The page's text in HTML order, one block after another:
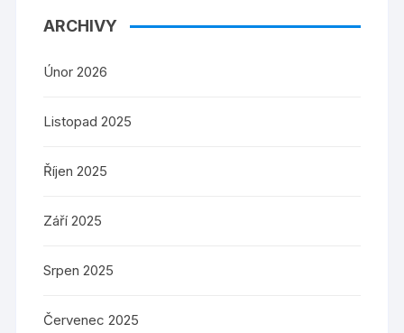
ARCHIVY
Únor 2026
Listopad 2025
Říjen 2025
Září 2025
Srpen 2025
Červenec 2025